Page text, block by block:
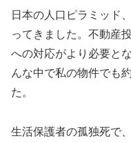
日本の人口ピラミッド
ってきました。不動産
への対応がより必要と
んな中で私の物件でも
た。
生活保護者の孤独死で